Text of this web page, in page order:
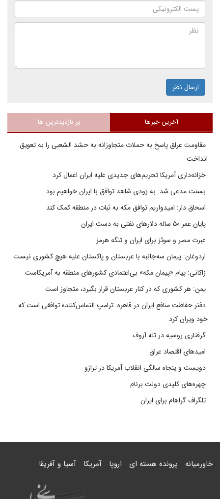
ارسال نظر
آخرین خبرها پر بازدیدترین ها
مقاومت عراق پاسخ به حملات متجاوزانه به حشد الشعبی را به تعویق
انداخت
خزانه‌داری آمریکا تحریم‌های جدیدی علیه ایران اعمال کرد
بسنت مدعی شد: به زودی شاهد توافق با ایران خواهیم بود
اسحاق دار: امیدواریم توافق مکه به ثبات در منطقه کمک کند
پایان عمر ۵۰ ساله دلارهای نفتی به دست ایران
عبرت مصر و سوئز برای ایران و تنگه هرمز
اردوغان: پیمان سه‌جانبه با عربستان و پاکستان علیه هیچ کشوری نیست
زاکانی: پیام «پیمان مکه» بی‌اعتمادی کشورهای منطقه به آمریکاست
یمن: هر کشوری که در کنار عربستان قرار بگیرد، متجاوز است
دفتر حفاظت منافع ایران در قاهره: ترامپ التماس‌کننده توافقی است که
خود ویران کرد
گرفتاری روسیه در تله آزوف
امیدهای اقتصاد عراق
دویست و پنجاه سالگی انقلاب آمریکا در ترازو
چهره‌های کلیدی دولت برنام
تلگراف گراهام برای ایران
خاورمیانه پرونده هسته ای اروپا آمریکا آسیا و آفریقا